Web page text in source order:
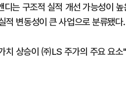
는 구조적 실적 개선 가능성이
적 변동성이 큰 사업으로 분류됐다.
치 상승이 ㈜LS 주가의 주요 요